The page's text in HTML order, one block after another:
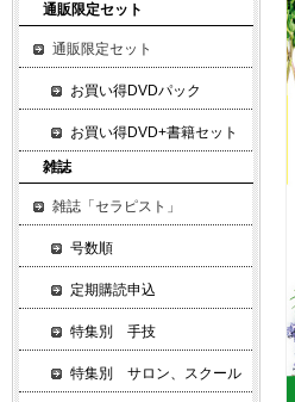
通販限定セット
通販限定セット
お買い得DVDパック
お買い得DVD+書籍セット
雑誌
雑誌「セラピスト」
号数順
定期購読申込
特集別 手技
特集別 サロン、スクール